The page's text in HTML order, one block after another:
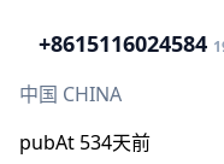
+8615116024584
中国 CHINA
pubAt 534天前